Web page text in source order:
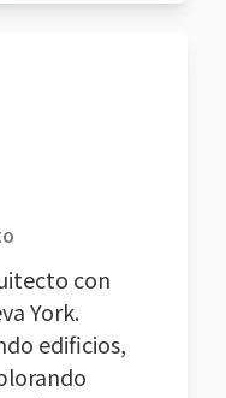
con
York.
edificios,